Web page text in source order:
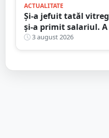
ACTUALITATE
Și-a jefuit tatăl
și-a primit salariul. A
de role de vată și
3 august 2026